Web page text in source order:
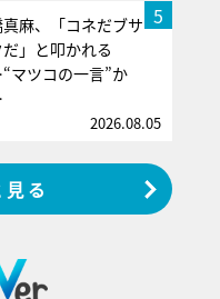
5
麻、「コネだブサ
」と叩かれる
マツコの一言”か
2026.08.05
る